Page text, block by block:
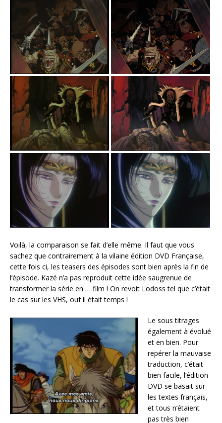
Voilà, la comparaison se fait d’elle même. Il faut que vous
sachez que contrairement à la vilaine édition DVD Française,
cette fois ci, les teasers des épisodes sont bien après la fin de
l’épisode. Kazé n’a pas reproduit cette idée saugrenue de
transformer la série en … film ! On revoit Lodoss tel que c’était
le cas sur les VHS, ouf il était temps !
Le sous titrages
également à évolué
et en bien. Pour
repérer la mauvaise
traduction, c’était
bien facile, l’édition
DVD se basait sur
les textes français,
et tous n’étaient
pas très bien